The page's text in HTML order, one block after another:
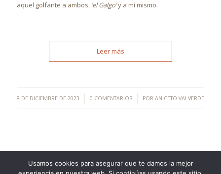
aquel golfante a ambos, ‘el Galgo’y a mí mismo.
Leer más
8 DE DICIEMBRE DE 2023
/ 0 COMENTARIOS
/ POR ANICETO VALVERDE
Usamos cookies para asegurar que te damos la mejor